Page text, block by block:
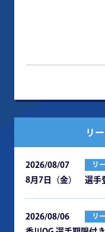
リ
2026/08/07 リ
8月7日（金） 選手
2026/08/06 リ